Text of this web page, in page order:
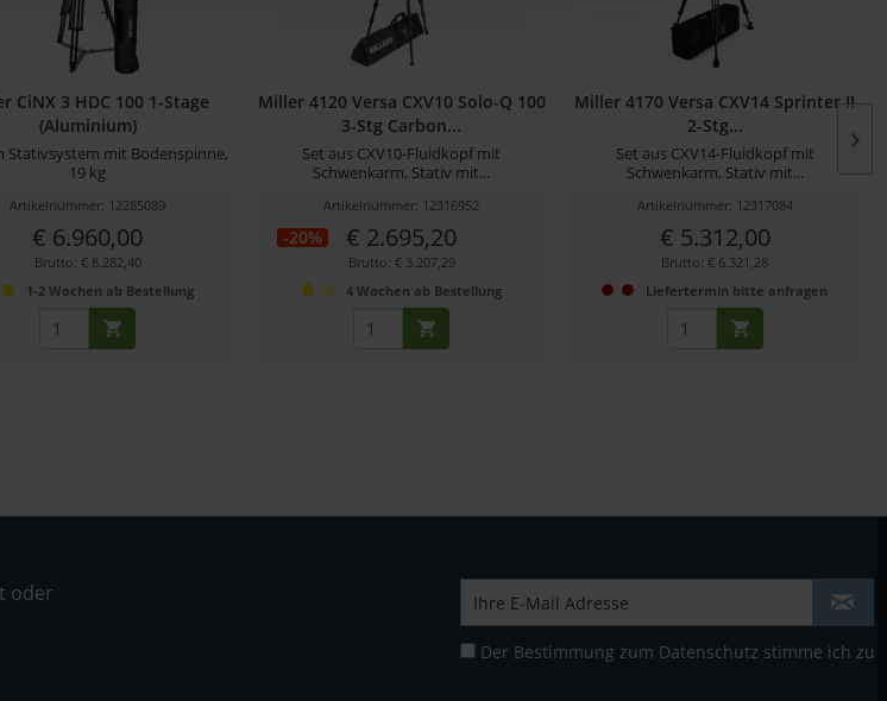
CiNX 3 HDC 100 1-Stage
(Aluminium)
Stativsystem mit Bodenspinne,
19 kg
Artikelnummer: 12285089
€ 6.960,00
Brutto: € 8.282,40
1-2 Wochen ab Bestellung
Miller 4120 Versa CXV10 Solo-Q 100
3-Stg Carbon...
Set aus CXV10-Fluidkopf mit
Schwenkarm, Stativ mit...
Artikelnummer: 12316952
-20% € 2.695,20
Brutto: € 3.207,29
4 Wochen ab Bestellung
Miller 4170 Versa CXV14 Sprinter II
2-Stg...
Set aus CXV14-Fluidkopf mit
Schwenkarm, Stativ mit...
Artikelnummer: 12317084
€ 5.312,00
Brutto: € 6.321,28
Liefertermin bitte anfragen
oder
Der Bestimmung zum Datenschutz stimme ich zu